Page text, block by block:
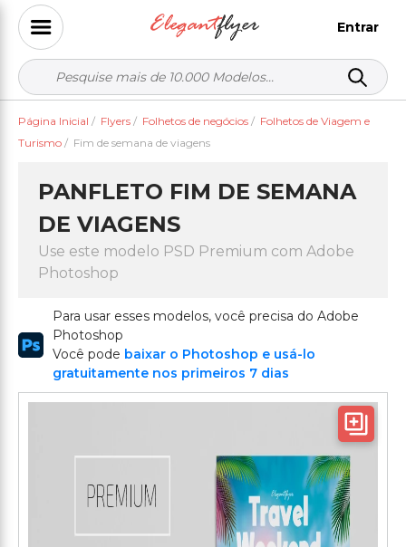
Entrar
Página Inicial / Flyers / Folhetos de negócios / Folhetos de Viagem e
Turismo / Fim de semana de viagens
PANFLETO FIM DE SEMANA
DE VIAGENS
Use este modelo PSD Premium com Adobe
Photoshop
Para usar esses modelos, você precisa do Adobe
Photoshop
Você pode baixar o Photoshop e usá-lo
gratuitamente nos primeiros 7 dias